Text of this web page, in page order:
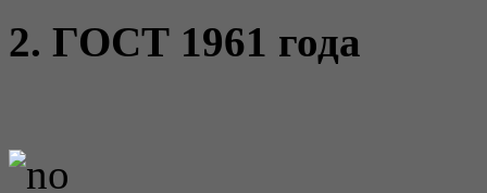
2. ГОСТ 1961 года